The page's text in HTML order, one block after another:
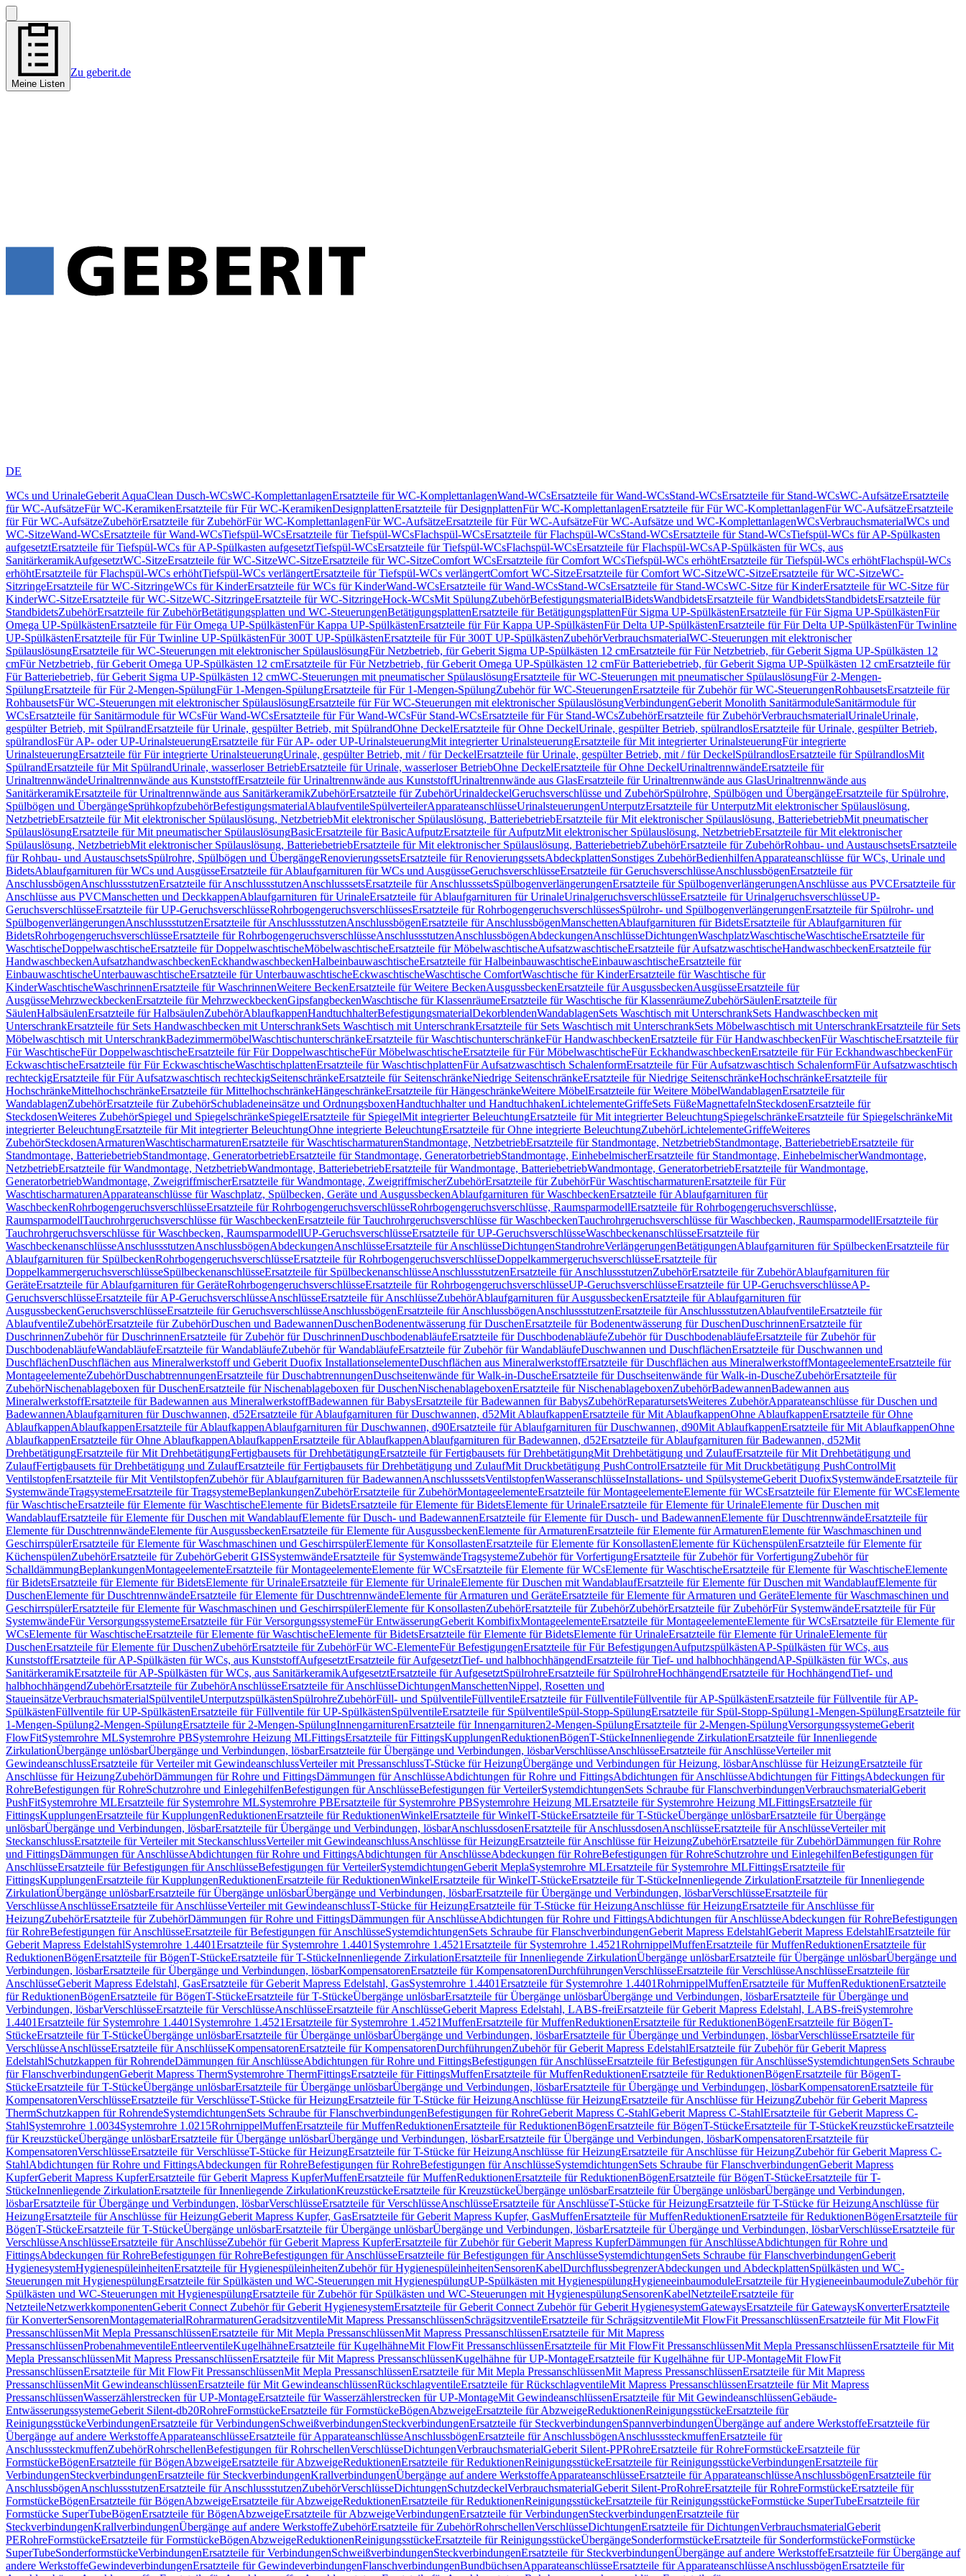
Meine Listen
Zu geberit.de
DE
WCs und UrinaleGeberit AquaClean Dusch-WCsWC-KomplettanlagenErsatzteile für WC-KomplettanlagenWand-WCsErsatzteile für Wand-WCsStand-WCsErsatzteile für Stand-WCsWC-AufsätzeErsatzteile
für WC-AufsätzeFür WC-KeramikenErsatzteile für Für WC-KeramikenDesignplattenErsatzteile für DesignplattenFür WC-KomplettanlagenErsatzteile für Für WC-KomplettanlagenFür WC-AufsätzeErsatzteile
für Für WC-AufsätzeZubehörErsatzteile für ZubehörFür WC-KomplettanlagenFür WC-AufsätzeErsatzteile für Für WC-AufsätzeFür WC-Aufsätze und WC-KomplettanlagenWCsVerbrauchsmaterialWCs und
WC-SitzeWand-WCsErsatzteile für Wand-WCsTiefspül-WCsErsatzteile für Tiefspül-WCsFlachspül-WCsErsatzteile für Flachspül-WCsStand-WCsErsatzteile für Stand-WCsTiefspül-WCs für AP-Spülkasten
aufgesetztErsatzteile für Tiefspül-WCs für AP-Spülkasten aufgesetztTiefspül-WCsErsatzteile für Tiefspül-WCsFlachspül-WCsErsatzteile für Flachspül-WCsAP-Spülkästen für WCs, aus
SanitärkeramikAufgesetztWC-SitzeErsatzteile für WC-SitzeWC-SitzeErsatzteile für WC-SitzeComfort WCsErsatzteile für Comfort WCsTiefspül-WCs erhöhtErsatzteile für Tiefspül-WCs erhöhtFlachspül-WCs
erhöhtErsatzteile für Flachspül-WCs erhöhtTiefspül-WCs verlängertErsatzteile für Tiefspül-WCs verlängertComfort WC-SitzeErsatzteile für Comfort WC-SitzeWC-SitzeErsatzteile für WC-SitzeWC-
SitzringeErsatzteile für WC-SitzringeWCs für KinderErsatzteile für WCs für KinderWand-WCsErsatzteile für Wand-WCsStand-WCsErsatzteile für Stand-WCsWC-Sitze für KinderErsatzteile für WC-Sitze für
KinderWC-SitzeErsatzteile für WC-SitzeWC-SitzringeErsatzteile für WC-SitzringeHock-WCsMit SpülungZubehörBefestigungsmaterialBidetsWandbidetsErsatzteile für WandbidetsStandbidetsErsatzteile für
StandbidetsZubehörErsatzteile für ZubehörBetätigungsplatten und WC-SteuerungenBetätigungsplattenErsatzteile für BetätigungsplattenFür Sigma UP-SpülkästenErsatzteile für Für Sigma UP-SpülkästenFür
Omega UP-SpülkästenErsatzteile für Für Omega UP-SpülkästenFür Kappa UP-SpülkästenErsatzteile für Für Kappa UP-SpülkästenFür Delta UP-SpülkästenErsatzteile für Für Delta UP-SpülkästenFür Twinline
UP-SpülkästenErsatzteile für Für Twinline UP-SpülkästenFür 300T UP-SpülkästenErsatzteile für Für 300T UP-SpülkästenZubehörVerbrauchsmaterialWC-Steuerungen mit elektronischer
SpülauslösungErsatzteile für WC-Steuerungen mit elektronischer SpülauslösungFür Netzbetrieb, für Geberit Sigma UP-Spülkästen 12 cmErsatzteile für Für Netzbetrieb, für Geberit Sigma UP-Spülkästen 12
cmFür Netzbetrieb, für Geberit Omega UP-Spülkästen 12 cmErsatzteile für Für Netzbetrieb, für Geberit Omega UP-Spülkästen 12 cmFür Batteriebetrieb, für Geberit Sigma UP-Spülkästen 12 cmErsatzteile für
Für Batteriebetrieb, für Geberit Sigma UP-Spülkästen 12 cmWC-Steuerungen mit pneumatischer SpülauslösungErsatzteile für WC-Steuerungen mit pneumatischer SpülauslösungFür 2-Mengen-
SpülungErsatzteile für Für 2-Mengen-SpülungFür 1-Mengen-SpülungErsatzteile für Für 1-Mengen-SpülungZubehör für WC-SteuerungenErsatzteile für Zubehör für WC-SteuerungenRohbausetsErsatzteile für
RohbausetsFür WC-Steuerungen mit elektronischer SpülauslösungErsatzteile für Für WC-Steuerungen mit elektronischer SpülauslösungVerbindungenGeberit Monolith SanitärmoduleSanitärmodule für
WCsErsatzteile für Sanitärmodule für WCsFür Wand-WCsErsatzteile für Für Wand-WCsFür Stand-WCsErsatzteile für Für Stand-WCsZubehörErsatzteile für ZubehörVerbrauchsmaterialUrinaleUrinale,
gespülter Betrieb, mit SpülrandErsatzteile für Urinale, gespülter Betrieb, mit SpülrandOhne DeckelErsatzteile für Ohne DeckelUrinale, gespülter Betrieb, spülrandlosErsatzteile für Urinale, gespülter Betrieb,
spülrandlosFür AP- oder UP-UrinalsteuerungErsatzteile für Für AP- oder UP-UrinalsteuerungMit integrierter UrinalsteuerungErsatzteile für Mit integrierter UrinalsteuerungFür integrierte
UrinalsteuerungErsatzteile für Für integrierte UrinalsteuerungUrinale, gespülter Betrieb, mit / für DeckelErsatzteile für Urinale, gespülter Betrieb, mit / für DeckelSpülrandlosErsatzteile für SpülrandlosMit
SpülrandErsatzteile für Mit SpülrandUrinale, wasserloser BetriebErsatzteile für Urinale, wasserloser BetriebOhne DeckelErsatzteile für Ohne DeckelUrinaltrennwändeErsatzteile für
UrinaltrennwändeUrinaltrennwände aus KunststoffErsatzteile für Urinaltrennwände aus KunststoffUrinaltrennwände aus GlasErsatzteile für Urinaltrennwände aus GlasUrinaltrennwände aus
SanitärkeramikErsatzteile für Urinaltrennwände aus SanitärkeramikZubehörErsatzteile für ZubehörUrinaldeckelGeruchsverschlüsse und ZubehörSpülrohre, Spülbögen und ÜbergängeErsatzteile für Spülrohre,
Spülbögen und ÜbergängeSprühkopfzubehörBefestigungsmaterialAblaufventileSpülverteilerApparateanschlüsseUrinalsteuerungenUnterputzErsatzteile für UnterputzMit elektronischer Spülauslösung,
NetzbetriebErsatzteile für Mit elektronischer Spülauslösung, NetzbetriebMit elektronischer Spülauslösung, BatteriebetriebErsatzteile für Mit elektronischer Spülauslösung, BatteriebetriebMit pneumatischer
SpülauslösungErsatzteile für Mit pneumatischer SpülauslösungBasicErsatzteile für BasicAufputzErsatzteile für AufputzMit elektronischer Spülauslösung, NetzbetriebErsatzteile für Mit elektronischer
Spülauslösung, NetzbetriebMit elektronischer Spülauslösung, BatteriebetriebErsatzteile für Mit elektronischer Spülauslösung, BatteriebetriebZubehörErsatzteile für ZubehörRohbau- und AustauschsetsErsatzteile
für Rohbau- und AustauschsetsSpülrohre, Spülbögen und ÜbergängeRenovierungssetsErsatzteile für RenovierungssetsAbdeckplattenSonstiges ZubehörBedienhilfenApparateanschlüsse für WCs, Urinale und
BidetsAblaufgarnituren für WCs und AusgüsseErsatzteile für Ablaufgarnituren für WCs und AusgüsseGeruchsverschlüsseErsatzteile für GeruchsverschlüsseAnschlussbögenErsatzteile für
AnschlussbögenAnschlussstutzenErsatzteile für AnschlussstutzenAnschlusssetsErsatzteile für AnschlusssetsSpülbogenverlängerungenErsatzteile für SpülbogenverlängerungenAnschlüsse aus PVCErsatzteile für
Anschlüsse aus PVCManschetten und DeckkappenAblaufgarnituren für UrinaleErsatzteile für Ablaufgarnituren für UrinaleUrinalgeruchsverschlüsseErsatzteile für UrinalgeruchsverschlüsseUP-
GeruchsverschlüsseErsatzteile für UP-GeruchsverschlüsseRohrbogengeruchsverschlüssesErsatzteile für RohrbogengeruchsverschlüssesSpülrohr- und SpülbogenverlängerungenErsatzteile für Spülrohr- und
SpülbogenverlängerungenAnschlussstutzenErsatzteile für AnschlussstutzenAnschlussbögenErsatzteile für AnschlussbögenManschettenAblaufgarnituren für BidetsErsatzteile für Ablaufgarnituren für
BidetsRohrbogengeruchsverschlüsseErsatzteile für RohrbogengeruchsverschlüsseAnschlussstutzenAnschlussbögenAbdeckungenAnschlüsseDichtungenWaschplatzWaschtischeWaschtischeErsatzteile für
WaschtischeDoppelwaschtischeErsatzteile für DoppelwaschtischeMöbelwaschtischeErsatzteile für MöbelwaschtischeAufsatzwaschtischeErsatzteile für AufsatzwaschtischeHandwaschbeckenErsatzteile für
HandwaschbeckenAufsatzhandwaschbeckenEckhandwaschbeckenHalbeinbauwaschtischeErsatzteile für HalbeinbauwaschtischeEinbauwaschtischeErsatzteile für
EinbauwaschtischeUnterbauwaschtischeErsatzteile für UnterbauwaschtischeEckwaschtischeWaschtische ComfortWaschtische für KinderErsatzteile für Waschtische für
KinderWaschtischeWaschrinnenErsatzteile für WaschrinnenWeitere BeckenErsatzteile für Weitere BeckenAusgussbeckenErsatzteile für AusgussbeckenAusgüsseErsatzteile für
AusgüsseMehrzweckbeckenErsatzteile für MehrzweckbeckenGipsfangbeckenWaschtische für KlassenräumeErsatzteile für Waschtische für KlassenräumeZubehörSäulenErsatzteile für
SäulenHalbsäulenErsatzteile für HalbsäulenZubehörAblaufkappenHandtuchhalterBefestigungsmaterialDekorblendenWandablagenSets Waschtisch mit UnterschrankSets Handwaschbecken mit
UnterschrankErsatzteile für Sets Handwaschbecken mit UnterschrankSets Waschtisch mit UnterschrankErsatzteile für Sets Waschtisch mit UnterschrankSets Möbelwaschtisch mit UnterschrankErsatzteile für Sets
Möbelwaschtisch mit UnterschrankBadezimmermöbelWaschtischunterschränkeErsatzteile für WaschtischunterschränkeFür HandwaschbeckenErsatzteile für Für HandwaschbeckenFür WaschtischeErsatzteile für
Für WaschtischeFür DoppelwaschtischeErsatzteile für Für DoppelwaschtischeFür MöbelwaschtischeErsatzteile für Für MöbelwaschtischeFür EckhandwaschbeckenErsatzteile für Für EckhandwaschbeckenFür
EckwaschtischeErsatzteile für Für EckwaschtischeWaschtischplattenErsatzteile für WaschtischplattenFür Aufsatzwaschtisch SchalenformErsatzteile für Für Aufsatzwaschtisch SchalenformFür Aufsatzwaschtisch
rechteckigErsatzteile für Für Aufsatzwaschtisch rechteckigSeitenschränkeErsatzteile für SeitenschränkeNiedrige SeitenschränkeErsatzteile für Niedrige SeitenschränkeHochschränkeErsatzteile für
HochschränkeMittelhochschränkeErsatzteile für MittelhochschränkeHängeschränkeErsatzteile für HängeschränkeWeitere MöbelErsatzteile für Weitere MöbelWandablagenErsatzteile für
WandablagenZubehörErsatzteile für ZubehörSchubladeneinsätze und OrdnungsboxenHandtuchhalter und HandtuchhakenLichtelementeGriffeSets FüßeMagnettafelnSteckdosenErsatzteile für
SteckdosenWeiteres ZubehörSpiegel und SpiegelschränkeSpiegelErsatzteile für SpiegelMit integrierter BeleuchtungErsatzteile für Mit integrierter BeleuchtungSpiegelschränkeErsatzteile für SpiegelschränkeMit
integrierter BeleuchtungErsatzteile für Mit integrierter BeleuchtungOhne integrierte BeleuchtungErsatzteile für Ohne integrierte BeleuchtungZubehörLichtelementeGriffeWeiteres
ZubehörSteckdosenArmaturenWaschtischarmaturenErsatzteile für WaschtischarmaturenStandmontage, NetzbetriebErsatzteile für Standmontage, NetzbetriebStandmontage, BatteriebetriebErsatzteile für
Standmontage, BatteriebetriebStandmontage, GeneratorbetriebErsatzteile für Standmontage, GeneratorbetriebStandmontage, EinhebelmischerErsatzteile für Standmontage, EinhebelmischerWandmontage,
NetzbetriebErsatzteile für Wandmontage, NetzbetriebWandmontage, BatteriebetriebErsatzteile für Wandmontage, BatteriebetriebWandmontage, GeneratorbetriebErsatzteile für Wandmontage,
GeneratorbetriebWandmontage, ZweigriffmischerErsatzteile für Wandmontage, ZweigriffmischerZubehörErsatzteile für ZubehörFür WaschtischarmaturenErsatzteile für Für
WaschtischarmaturenApparateanschlüsse für Waschplatz, Spülbecken, Geräte und AusgussbeckenAblaufgarnituren für WaschbeckenErsatzteile für Ablaufgarnituren für
WaschbeckenRohrbogengeruchsverschlüsseErsatzteile für RohrbogengeruchsverschlüsseRohrbogengeruchsverschlüsse, RaumsparmodellErsatzteile für Rohrbogengeruchsverschlüsse,
RaumsparmodellTauchrohrgeruchsverschlüsse für WaschbeckenErsatzteile für Tauchrohrgeruchsverschlüsse für WaschbeckenTauchrohrgeruchsverschlüsse für Waschbecken, RaumsparmodellErsatzteile für
Tauchrohrgeruchsverschlüsse für Waschbecken, RaumsparmodellUP-GeruchsverschlüsseErsatzteile für UP-GeruchsverschlüsseWaschbeckenanschlüsseErsatzteile für
WaschbeckenanschlüsseAnschlussstutzenAnschlussbögenAbdeckungenAnschlüsseErsatzteile für AnschlüsseDichtungenStandrohreVerlängerungenBetätigungenAblaufgarnituren für SpülbeckenErsatzteile für
Ablaufgarnituren für SpülbeckenRohrbogengeruchsverschlüsseErsatzteile für RohrbogengeruchsverschlüsseDoppelkammergeruchsverschlüsseErsatzteile für
DoppelkammergeruchsverschlüsseSpülbeckenanschlüsseErsatzteile für SpülbeckenanschlüsseAnschlussstutzenErsatzteile für AnschlussstutzenZubehörErsatzteile für ZubehörAblaufgarnituren für
GeräteErsatzteile für Ablaufgarnituren für GeräteRohrbogengeruchsverschlüsseErsatzteile für RohrbogengeruchsverschlüsseUP-GeruchsverschlüsseErsatzteile für UP-GeruchsverschlüsseAP-
GeruchsverschlüsseErsatzteile für AP-GeruchsverschlüsseAnschlüsseErsatzteile für AnschlüsseZubehörAblaufgarnituren für AusgussbeckenErsatzteile für Ablaufgarnituren für
AusgussbeckenGeruchsverschlüsseErsatzteile für GeruchsverschlüsseAnschlussbögenErsatzteile für AnschlussbögenAnschlussstutzenErsatzteile für AnschlussstutzenAblaufventileErsatzteile für
AblaufventileZubehörErsatzteile für ZubehörDuschen und BadewannenDuschenBodenentwässerung für DuschenErsatzteile für Bodenentwässerung für DuschenDuschrinnenErsatzteile für
DuschrinnenZubehör für DuschrinnenErsatzteile für Zubehör für DuschrinnenDuschbodenabläufeErsatzteile für DuschbodenabläufeZubehör für DuschbodenabläufeErsatzteile für Zubehör für
DuschbodenabläufeWandabläufeErsatzteile für WandabläufeZubehör für WandabläufeErsatzteile für Zubehör für WandabläufeDuschwannen und DuschflächenErsatzteile für Duschwannen und
DuschflächenDuschflächen aus Mineralwerkstoff und Geberit Duofix InstallationselementeDuschflächen aus MineralwerkstoffErsatzteile für Duschflächen aus MineralwerkstoffMontageelementeErsatzteile für
MontageelementeZubehörDuschabtrennungenErsatzteile für DuschabtrennungenDuschseitenwände für Walk-in-DuscheErsatzteile für Duschseitenwände für Walk-in-DuscheZubehörErsatzteile für
ZubehörNischenablageboxen für DuschenErsatzteile für Nischenablageboxen für DuschenNischenablageboxenErsatzteile für NischenablageboxenZubehörBadewannenBadewannen aus
MineralwerkstoffErsatzteile für Badewannen aus MineralwerkstoffBadewannen für BabysErsatzteile für Badewannen für BabysZubehörReparatursetsWeiteres ZubehörApparateanschlüsse für Duschen und
BadewannenAblaufgarnituren für Duschwannen, d52Ersatzteile für Ablaufgarnituren für Duschwannen, d52Mit AblaufkappenErsatzteile für Mit AblaufkappenOhne AblaufkappenErsatzteile für Ohne
AblaufkappenAblaufkappenErsatzteile für AblaufkappenAblaufgarnituren für Duschwannen, d90Ersatzteile für Ablaufgarnituren für Duschwannen, d90Mit AblaufkappenErsatzteile für Mit AblaufkappenOhne
AblaufkappenErsatzteile für Ohne AblaufkappenAblaufkappenErsatzteile für AblaufkappenAblaufgarnituren für Badewannen, d52Ersatzteile für Ablaufgarnituren für Badewannen, d52Mit
DrehbetätigungErsatzteile für Mit DrehbetätigungFertigbausets für DrehbetätigungErsatzteile für Fertigbausets für DrehbetätigungMit Drehbetätigung und ZulaufErsatzteile für Mit Drehbetätigung und
ZulaufFertigbausets für Drehbetätigung und ZulaufErsatzteile für Fertigbausets für Drehbetätigung und ZulaufMit Druckbetätigung PushControlErsatzteile für Mit Druckbetätigung PushControlMit
VentilstopfenErsatzteile für Mit VentilstopfenZubehör für Ablaufgarnituren für BadewannenAnschlusssetsVentilstopfenWasseranschlüsseInstallations- und SpülsystemeGeberit DuofixSystemwändeErsatzteile für
SystemwändeTragsystemeErsatzteile für TragsystemeBeplankungenZubehörErsatzteile für ZubehörMontageelementeErsatzteile für MontageelementeElemente für WCsErsatzteile für Elemente für WCsElemente
für WaschtischeErsatzteile für Elemente für WaschtischeElemente für BidetsErsatzteile für Elemente für BidetsElemente für UrinaleErsatzteile für Elemente für UrinaleElemente für Duschen mit
WandablaufErsatzteile für Elemente für Duschen mit WandablaufElemente für Dusch- und BadewannenErsatzteile für Elemente für Dusch- und BadewannenElemente für DuschtrennwändeErsatzteile für
Elemente für DuschtrennwändeElemente für AusgussbeckenErsatzteile für Elemente für AusgussbeckenElemente für ArmaturenErsatzteile für Elemente für ArmaturenElemente für Waschmaschinen und
GeschirrspülerErsatzteile für Elemente für Waschmaschinen und GeschirrspülerElemente für KonsollastenErsatzteile für Elemente für KonsollastenElemente für KüchenspülenErsatzteile für Elemente für
KüchenspülenZubehörErsatzteile für ZubehörGeberit GISSystemwändeErsatzteile für SystemwändeTragsystemeZubehör für VorfertigungErsatzteile für Zubehör für VorfertigungZubehör für
SchalldämmungBeplankungenMontageelementeErsatzteile für MontageelementeElemente für WCsErsatzteile für Elemente für WCsElemente für WaschtischeErsatzteile für Elemente für WaschtischeElemente
für BidetsErsatzteile für Elemente für BidetsElemente für UrinaleErsatzteile für Elemente für UrinaleElemente für Duschen mit WandablaufErsatzteile für Elemente für Duschen mit WandablaufElemente für
DuschenElemente für DuschtrennwändeErsatzteile für Elemente für DuschtrennwändeElemente für Armaturen und GeräteErsatzteile für Elemente für Armaturen und GeräteElemente für Waschmaschinen und
GeschirrspülerErsatzteile für Elemente für Waschmaschinen und GeschirrspülerElemente für KonsollastenZubehörErsatzteile für ZubehörZubehörErsatzteile für ZubehörFür SystemwändeErsatzteile für Für
SystemwändeFür VersorgungssystemeErsatzteile für Für VersorgungssystemeFür EntwässerungGeberit KombifixMontageelementeErsatzteile für MontageelementeElemente für WCsErsatzteile für Elemente für
WCsElemente für WaschtischeErsatzteile für Elemente für WaschtischeElemente für BidetsErsatzteile für Elemente für BidetsElemente für UrinaleErsatzteile für Elemente für UrinaleElemente für
DuschenErsatzteile für Elemente für DuschenZubehörErsatzteile für ZubehörFür WC-ElementeFür BefestigungenErsatzteile für Für BefestigungenAufputzspülkästenAP-Spülkästen für WCs, aus
KunststoffErsatzteile für AP-Spülkästen für WCs, aus KunststoffAufgesetztErsatzteile für AufgesetztTief- und halbhochhängendErsatzteile für Tief- und halbhochhängendAP-Spülkästen für WCs, aus
SanitärkeramikErsatzteile für AP-Spülkästen für WCs, aus SanitärkeramikAufgesetztErsatzteile für AufgesetztSpülrohreErsatzteile für SpülrohreHochhängendErsatzteile für HochhängendTief- und
halbhochhängendZubehörErsatzteile für ZubehörAnschlüsseErsatzteile für AnschlüsseDichtungenManschettenNippel, Rosetten und
StaueinsätzeVerbrauchsmaterialSpülventileUnterputzspülkästenSpülrohreZubehörFüll- und SpülventileFüllventileErsatzteile für FüllventileFüllventile für AP-SpülkästenErsatzteile für Füllventile für AP-
SpülkästenFüllventile für UP-SpülkästenErsatzteile für Füllventile für UP-SpülkästenSpülventileErsatzteile für SpülventileSpül-Stopp-SpülungErsatzteile für Spül-Stopp-Spülung1-Mengen-SpülungErsatzteile für
1-Mengen-Spülung2-Mengen-SpülungErsatzteile für 2-Mengen-SpülungInnengarniturenErsatzteile für Innengarnituren2-Mengen-SpülungErsatzteile für 2-Mengen-SpülungVersorgungssystemeGeberit
FlowFitSystemrohre MLSystemrohre PBSystemrohre Heizung MLFittingsErsatzteile für FittingsKupplungenReduktionenBögenT-StückeInnenliegende ZirkulationErsatzteile für Innenliegende
ZirkulationÜbergänge unlösbarÜbergänge und Verbindungen, lösbarErsatzteile für Übergänge und Verbindungen, lösbarVerschlüsseAnschlüsseErsatzteile für AnschlüsseVerteiler mit
GewindeanschlussErsatzteile für Verteiler mit GewindeanschlussVerteiler mit PressanschlussT-Stücke für HeizungÜbergänge und Verbindungen für Heizung, lösbarAnschlüsse für HeizungErsatzteile für
Anschlüsse für HeizungZubehörDämmungen für Rohre und FittingsDämmungen für AnschlüsseAbdichtungen für Rohre und FittingsAbdichtungen für AnschlüsseAbdichtungen für FittingsAbdeckungen für
RohreBefestigungen für RohreSchutzrohre und EinlegehilfenBefestigungen für AnschlüsseBefestigungen für VerteilerSystemdichtungenSets Schraube für FlanschverbindungenVerbrauchsmaterialGeberit
PushFitSystemrohre MLErsatzteile für Systemrohre MLSystemrohre PBErsatzteile für Systemrohre PBSystemrohre Heizung MLErsatzteile für Systemrohre Heizung MLFittingsErsatzteile für
FittingsKupplungenErsatzteile für KupplungenReduktionenErsatzteile für ReduktionenWinkelErsatzteile für WinkelT-StückeErsatzteile für T-StückeÜbergänge unlösbarErsatzteile für Übergänge
unlösbarÜbergänge und Verbindungen, lösbarErsatzteile für Übergänge und Verbindungen, lösbarAnschlussdosenErsatzteile für AnschlussdosenAnschlüsseErsatzteile für AnschlüsseVerteiler mit
SteckanschlussErsatzteile für Verteiler mit SteckanschlussVerteiler mit GewindeanschlussAnschlüsse für HeizungErsatzteile für Anschlüsse für HeizungZubehörErsatzteile für ZubehörDämmungen für Rohre
und FittingsDämmungen für AnschlüsseAbdichtungen für Rohre und FittingsAbdichtungen für AnschlüsseAbdeckungen für RohreBefestigungen für RohreSchutzrohre und EinlegehilfenBefestigungen für
AnschlüsseErsatzteile für Befestigungen für AnschlüsseBefestigungen für VerteilerSystemdichtungenGeberit MeplaSystemrohre MLErsatzteile für Systemrohre MLFittingsErsatzteile für
FittingsKupplungenErsatzteile für KupplungenReduktionenErsatzteile für ReduktionenWinkelErsatzteile für WinkelT-StückeErsatzteile für T-StückeInnenliegende ZirkulationErsatzteile für Innenliegende
ZirkulationÜbergänge unlösbarErsatzteile für Übergänge unlösbarÜbergänge und Verbindungen, lösbarErsatzteile für Übergänge und Verbindungen, lösbarVerschlüsseErsatzteile für
VerschlüsseAnschlüsseErsatzteile für AnschlüsseVerteiler mit GewindeanschlussT-Stücke für HeizungErsatzteile für T-Stücke für HeizungAnschlüsse für HeizungErsatzteile für Anschlüsse für
HeizungZubehörErsatzteile für ZubehörDämmungen für Rohre und FittingsDämmungen für AnschlüsseAbdichtungen für Rohre und FittingsAbdichtungen für AnschlüsseAbdeckungen für RohreBefestigungen
für RohreBefestigungen für AnschlüsseErsatzteile für Befestigungen für AnschlüsseSystemdichtungenSets Schraube für FlanschverbindungenGeberit Mapress EdelstahlGeberit Mapress EdelstahlErsatzteile für
Geberit Mapress EdelstahlSystemrohre 1.4401Ersatzteile für Systemrohre 1.4401 Systemrohre 1.4521Ersatzteile für Systemrohre 1.4521RohrnippelMuffenErsatzteile für MuffenReduktionenErsatzteile für
ReduktionenBögenErsatzteile für BögenT-StückeErsatzteile für T-StückeInnenliegende ZirkulationErsatzteile für Innenliegende ZirkulationÜbergänge unlösbarErsatzteile für Übergänge unlösbarÜbergänge und
Verbindungen, lösbarErsatzteile für Übergänge und Verbindungen, lösbarKompensatorenErsatzteile für KompensatorenDurchführungenVerschlüsseErsatzteile für VerschlüsseAnschlüsseErsatzteile für
AnschlüsseGeberit Mapress Edelstahl, GasErsatzteile für Geberit Mapress Edelstahl, GasSystemrohre 1.4401Ersatzteile für Systemrohre 1.4401RohrnippelMuffenErsatzteile für MuffenReduktionenErsatzteile
für ReduktionenBögenErsatzteile für BögenT-StückeErsatzteile für T-StückeÜbergänge unlösbarErsatzteile für Übergänge unlösbarÜbergänge und Verbindungen, lösbarErsatzteile für Übergänge und
Verbindungen, lösbarVerschlüsseErsatzteile für VerschlüsseAnschlüsseErsatzteile für AnschlüsseGeberit Mapress Edelstahl, LABS-freiErsatzteile für Geberit Mapress Edelstahl, LABS-freiSystemrohre
1.4401Ersatzteile für Systemrohre 1.4401 Systemrohre 1.4521Ersatzteile für Systemrohre 1.4521MuffenErsatzteile für MuffenReduktionenErsatzteile für ReduktionenBögenErsatzteile für BögenT-
StückeErsatzteile für T-StückeÜbergänge unlösbarErsatzteile für Übergänge unlösbarÜbergänge und Verbindungen, lösbarErsatzteile für Übergänge und Verbindungen, lösbarVerschlüsseErsatzteile für
VerschlüsseAnschlüsseErsatzteile für AnschlüsseKompensatorenErsatzteile für KompensatorenDurchführungenZubehör für Geberit Mapress EdelstahlErsatzteile für Zubehör für Geberit Mapress
EdelstahlSchutzkappen für RohrendeDämmungen für AnschlüsseAbdichtungen für Rohre und FittingsBefestigungen für AnschlüsseErsatzteile für Befestigungen für AnschlüsseSystemdichtungenSets Schraube
für FlanschverbindungenGeberit Mapress ThermSystemrohre ThermFittingsErsatzteile für FittingsMuffenErsatzteile für MuffenReduktionenErsatzteile für ReduktionenBögenErsatzteile für BögenT-
StückeErsatzteile für T-StückeÜbergänge unlösbarErsatzteile für Übergänge unlösbarÜbergänge und Verbindungen, lösbarErsatzteile für Übergänge und Verbindungen, lösbarKompensatorenErsatzteile für
KompensatorenVerschlüsseErsatzteile für VerschlüsseT-Stücke für HeizungErsatzteile für T-Stücke für HeizungAnschlüsse für HeizungErsatzteile für Anschlüsse für HeizungZubehör für Geberit Mapress
ThermSchutzkappen für RohrendeSystemdichtungenSets Schraube für FlanschverbindungenBefestigungen für RohreGeberit Mapress C-StahlGeberit Mapress C-StahlErsatzteile für Geberit Mapress C-
StahlSystemrohre 1.0034Systemrohre 1.0215RohrnippelMuffenErsatzteile für MuffenReduktionenErsatzteile für ReduktionenBögenErsatzteile für BögenT-StückeErsatzteile für T-StückeKreuzstückeErsatzteile
für KreuzstückeÜbergänge unlösbarErsatzteile für Übergänge unlösbarÜbergänge und Verbindungen, lösbarErsatzteile für Übergänge und Verbindungen, lösbarKompensatorenErsatzteile für
KompensatorenVerschlüsseErsatzteile für VerschlüsseT-Stücke für HeizungErsatzteile für T-Stücke für HeizungAnschlüsse für HeizungErsatzteile für Anschlüsse für HeizungZubehör für Geberit Mapress C-
StahlAbdichtungen für Rohre und FittingsAbdeckungen für RohreBefestigungen für RohreBefestigungen für AnschlüsseSystemdichtungenSets Schraube für FlanschverbindungenGeberit Mapress
KupferGeberit Mapress KupferErsatzteile für Geberit Mapress KupferMuffenErsatzteile für MuffenReduktionenErsatzteile für ReduktionenBögenErsatzteile für BögenT-StückeErsatzteile für T-
StückeInnenliegende ZirkulationErsatzteile für Innenliegende ZirkulationKreuzstückeErsatzteile für KreuzstückeÜbergänge unlösbarErsatzteile für Übergänge unlösbarÜbergänge und Verbindungen,
lösbarErsatzteile für Übergänge und Verbindungen, lösbarVerschlüsseErsatzteile für VerschlüsseAnschlüsseErsatzteile für AnschlüsseT-Stücke für HeizungErsatzteile für T-Stücke für HeizungAnschlüsse für
HeizungErsatzteile für Anschlüsse für HeizungGeberit Mapress Kupfer, GasErsatzteile für Geberit Mapress Kupfer, GasMuffenErsatzteile für MuffenReduktionenErsatzteile für ReduktionenBögenErsatzteile für
BögenT-StückeErsatzteile für T-StückeÜbergänge unlösbarErsatzteile für Übergänge unlösbarÜbergänge und Verbindungen, lösbarErsatzteile für Übergänge und Verbindungen, lösbarVerschlüsseErsatzteile für
VerschlüsseAnschlüsseErsatzteile für AnschlüsseZubehör für Geberit Mapress KupferErsatzteile für Zubehör für Geberit Mapress KupferDämmungen für AnschlüsseAbdichtungen für Rohre und
FittingsAbdeckungen für RohreBefestigungen für RohreBefestigungen für AnschlüsseErsatzteile für Befestigungen für AnschlüsseSystemdichtungenSets Schraube für FlanschverbindungenGeberit
HygienesystemHygienespüleinheitenErsatzteile für HygienespüleinheitenZubehör für HygienespüleinheitenSensorenKabelDurchflussbegrenzerAbdeckungen und AbdeckplattenSpülkästen und WC-
Steuerungen mit HygienespülungErsatzteile für Spülkästen und WC-Steuerungen mit HygienespülungUP-Spülkästen mit HygienespülungHygieneeinbaumoduleErsatzteile für HygieneeinbaumoduleZubehör für
Spülkästen und WC-Steuerungen mit HygienespülungErsatzteile für Zubehör für Spülkästen und WC-Steuerungen mit HygienespülungSensorenKabelNetzteileErsatzteile für
NetzteileNetzwerkkomponentenGeberit Connect Zubehör für Geberit HygienesystemErsatzteile für Geberit Connect Zubehör für Geberit HygienesystemGatewaysErsatzteile für GatewaysKonverterErsatzteile
für KonverterSensorenMontagematerialRohrarmaturenGeradsitzventileMit Mapress PressanschlüssenSchrägsitzventileErsatzteile für SchrägsitzventileMit FlowFit PressanschlüssenErsatzteile für Mit FlowFit
PressanschlüssenMit Mepla PressanschlüssenErsatzteile für Mit Mepla PressanschlüssenMit Mapress PressanschlüssenErsatzteile für Mit Mapress
PressanschlüssenProbenahmeventileEntleerventileKugelhähneErsatzteile für KugelhähneMit FlowFit PressanschlüssenErsatzteile für Mit FlowFit PressanschlüssenMit Mepla PressanschlüssenErsatzteile für Mit
Mepla PressanschlüssenMit Mapress PressanschlüssenErsatzteile für Mit Mapress PressanschlüssenKugelhähne für UP-MontageErsatzteile für Kugelhähne für UP-MontageMit FlowFit
PressanschlüssenErsatzteile für Mit FlowFit PressanschlüssenMit Mepla PressanschlüssenErsatzteile für Mit Mepla PressanschlüssenMit Mapress PressanschlüssenErsatzteile für Mit Mapress
PressanschlüssenMit GewindeanschlüssenErsatzteile für Mit GewindeanschlüssenRückschlagventileErsatzteile für RückschlagventileMit Mapress PressanschlüssenErsatzteile für Mit Mapress
PressanschlüssenWasserzählerstrecken für UP-MontageErsatzteile für Wasserzählerstrecken für UP-MontageMit GewindeanschlüssenErsatzteile für Mit GewindeanschlüssenGebäude-
EntwässerungssystemeGeberit Silent-db20RohreFormstückeErsatzteile für FormstückeBögenAbzweigeErsatzteile für AbzweigeReduktionenReinigungsstückeErsatzteile für
ReinigungsstückeVerbindungenErsatzteile für VerbindungenSchweißverbindungenSteckverbindungenErsatzteile für SteckverbindungenSpannverbindungenÜbergänge auf andere WerkstoffeErsatzteile für
Übergänge auf andere WerkstoffeApparateanschlüsseErsatzteile für ApparateanschlüsseAnschlussbögenErsatzteile für AnschlussbögenAnschlusssteckmuffenErsatzteile für
AnschlusssteckmuffenZubehörRohrschellenBefestigungen für RohrschellenVerschlüsseDichtungenVerbrauchsmaterialGeberit Silent-PPRohreErsatzteile für RohreFormstückeErsatzteile für
FormstückeBögenErsatzteile für BögenAbzweigeErsatzteile für AbzweigeReduktionenErsatzteile für ReduktionenReinigungsstückeErsatzteile für ReinigungsstückeVerbindungenErsatzteile für
VerbindungenSteckverbindungenErsatzteile für SteckverbindungenKrallverbindungenÜbergänge auf andere WerkstoffeApparateanschlüsseErsatzteile für ApparateanschlüsseAnschlussbögenErsatzteile für
AnschlussbögenAnschlussstutzenErsatzteile für AnschlussstutzenZubehörVerschlüsseDichtungenSchutzdeckelVerbrauchsmaterialGeberit Silent-ProRohreErsatzteile für RohreFormstückeErsatzteile für
FormstückeBögenErsatzteile für BögenAbzweigeErsatzteile für AbzweigeReduktionenErsatzteile für ReduktionenReinigungsstückeErsatzteile für ReinigungsstückeFormstücke SuperTubeErsatzteile für
Formstücke SuperTubeBögenErsatzteile für BögenAbzweigeErsatzteile für AbzweigeVerbindungenErsatzteile für VerbindungenSteckverbindungenErsatzteile für
SteckverbindungenKrallverbindungenÜbergänge auf andere WerkstoffeZubehörErsatzteile für ZubehörRohrschellenVerschlüsseDichtungenErsatzteile für DichtungenVerbrauchsmaterialGeberit
PERohreFormstückeErsatzteile für FormstückeBögenAbzweigeReduktionenReinigungsstückeErsatzteile für ReinigungsstückeÜbergängeSonderformstückeErsatzteile für SonderformstückeFormstücke
SuperTubeSonderformstückeVerbindungenErsatzteile für VerbindungenSchweißverbindungenSteckverbindungenErsatzteile für SteckverbindungenÜbergänge auf andere WerkstoffeErsatzteile für Übergänge auf
andere WerkstoffeGewindeverbindungenErsatzteile für GewindeverbindungenFlanschverbindungenBundbüchsenApparateanschlüsseErsatzteile für ApparateanschlüsseAnschlussbögenErsatzteile für